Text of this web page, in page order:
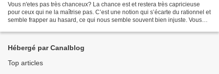
Vous n'etes pas très chanceux? La chance est et restera très capricieuse
pour ceux qui ne la maîtrise pas. C’est une notion qui s’écarte du rationnel et
semble frapper au hasard, ce qui nous semble souvent bien injuste. Vous
Hébergé par Canalblog
Top articles